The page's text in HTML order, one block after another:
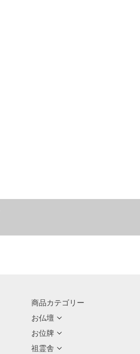
商品カテゴリー
お仏壇
お位牌
祖霊舎